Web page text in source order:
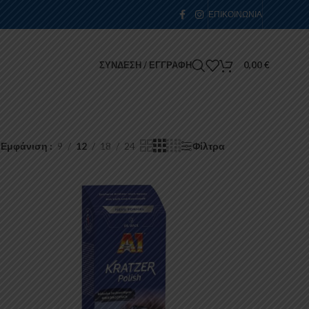
ΕΠΙΚΟΙΝΩΝΊΑ
ΣΎΝΔΕΣΗ / ΕΓΓΡΑΦΉ 0,00€
Εμφάνιση 9 12 18 24 Φίλτρα